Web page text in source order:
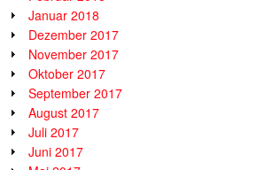
Januar 2018
Dezember 2017
November 2017
Oktober 2017
September 2017
August 2017
Juli 2017
Juni 2017